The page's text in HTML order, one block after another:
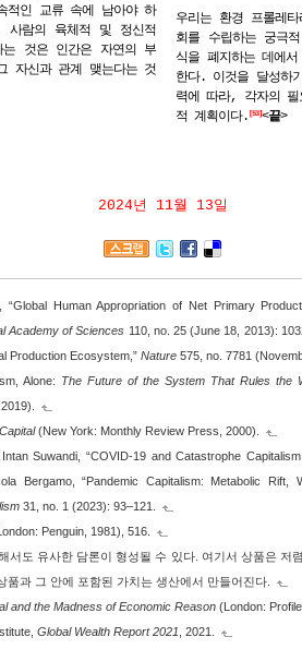
적인 교류 속에 남아야 하
사람의 육체적 및 정신적
는 것은 인간은 자연의 부
자신과 관계 맺는다는 것
우리는 환경 프롤레
회를 수립하는 궁극
식을 폐지하는 데에
한다. 이것을 달성하
력에 따라, 각자의 필
적 계획이다. 53 <끝>
2024년 11월 13일
“Global Human Appropriation of Net Primary
Academy of Sciences 110, no. 25 (June 18, 2013):
Production Ecosystem,” Nature 575, no. 7781
Alone: The Future of the System That Rules the
(New York: Monthly Review Press, 2000).
Suwandi, “COVID-19 and Catastrophe
Bergamo, “Pandemic Capitalism: Metabolic Rift,
31, no. 1 (2023): 93–121.
Penguin, 1981), 516.
서도 유사한 담론이 형성될 수 있다. 여기서 상품은 저
품과 그 안에 포함된 가치는 생산에서 만들어진다.
and the Madness of Economic Reason (London:
Global Wealth Report 2021 , 2021.